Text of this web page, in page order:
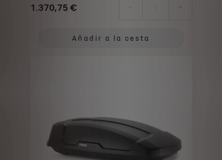
1.370,75 € -
Añadir a la cesta